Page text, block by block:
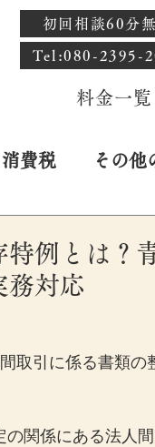
初回相談60分
​Tel:080-2395-
料金一覧
消費税 その他
例とは？
務対応
取引に係る書類の
関係にある法人